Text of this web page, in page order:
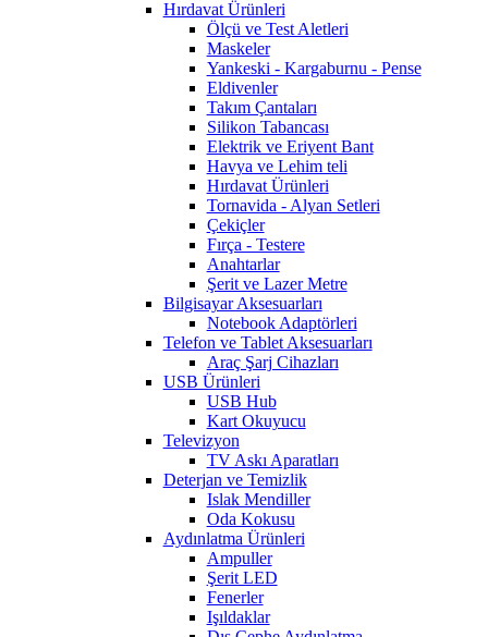
Hırdavat Ürünleri
Ölçü ve Test Aletleri
Maskeler
Yankeski - Kargaburnu - Pense
Eldivenler
Takım Çantaları
Silikon Tabancası
Elektrik ve Eriyent Bant
Havya ve Lehim teli
Hırdavat Ürünleri
Tornavida - Alyan Setleri
Çekiçler
Fırça - Testere
Anahtarlar
Şerit ve Lazer Metre
Bilgisayar Aksesuarları
Notebook Adaptörleri
Telefon ve Tablet Aksesuarları
Araç Şarj Cihazları
USB Ürünleri
USB Hub
Kart Okuyucu
Televizyon
TV Askı Aparatları
Deterjan ve Temizlik
Islak Mendiller
Oda Kokusu
Aydınlatma Ürünleri
Ampuller
Şerit LED
Fenerler
Işıldaklar